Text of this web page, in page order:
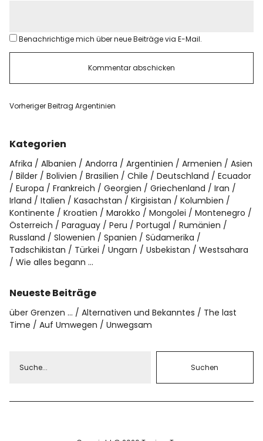
Benachrichtige mich über neue Beiträge via E-Mail.
Vorheriger Beitrag Argentinien
Kategorien
Afrika Albanien Andorra Argentinien Armenien
Asien
Bilder
Bolivien Brasilien Chile Deutschland
Ecuador
Europa
Frankreich Georgien Griechenland
Iran
Irland
Italien Kasachstan Kirgisistan
Kolumbien
Kontinente
Kroatien Marokko Mongolei
Montenegro
Österreich
Paraguay Peru Portugal
Rumänien
Russland
Slowenien Spanien
Südamerika
Tadschikistan
Türkei Ungarn Usbekistan
Westsahara
Wie alles begann …
Neueste Beiträge
über Grenzen … Alternativen und Bekanntes
The last
Time
Auf Umwegen Unwegsam